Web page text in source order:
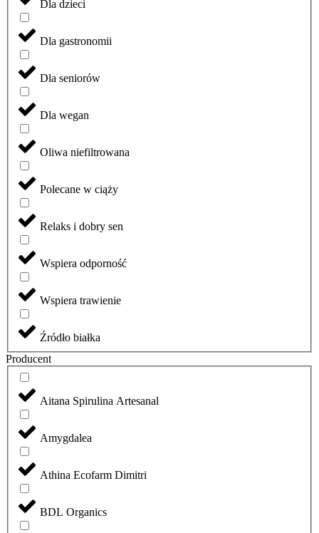
Dla dzieci
Dla gastronomii
Dla seniorów
Dla wegan
Oliwa niefiltrowana
Polecane w ciąży
Relaks i dobry sen
Wspiera odporność
Wspiera trawienie
Źródło białka
Producent
Aitana Spirulina Artesanal
Amygdalea
Athina Ecofarm Dimitri
BDL Organics